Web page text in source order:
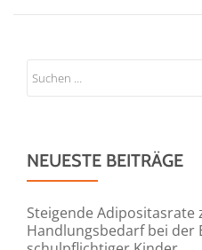
NEUESTE BEITRÄGE
Steigende
Handlungsbedarf bei der